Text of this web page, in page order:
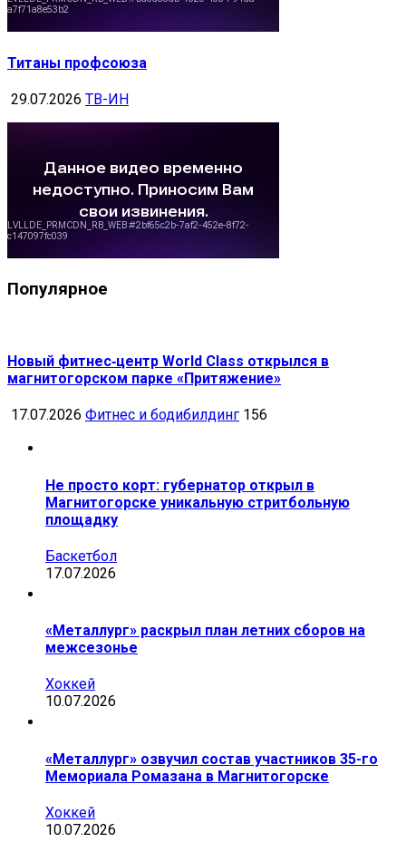
Титаны профсоюза
29.07.2026 ТВ-ИН
Популярное
Новый фитнес‑центр World Class открылся в
магнитогорском парке «Притяжение»
17.07.2026 Фитнес и бодибилдинг 156
Не просто корт: губернатор открыл в
Магнитогорске уникальную стритбольную
площадку
Баскетбол
17.07.2026
«Металлург» раскрыл план летних сборов на
межсезонье
Хоккей
10.07.2026
«Металлург» озвучил состав участников 35-го
Мемориала Ромазана в Магнитогорске
Хоккей
10.07.2026